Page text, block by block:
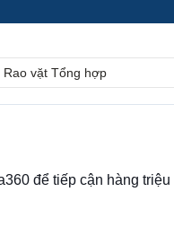
Rao vặt Tổng hợp
để tiếp cận hàng triệu